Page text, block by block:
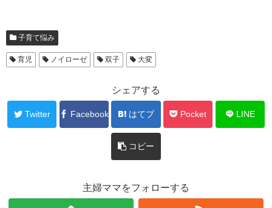
子育て悩み
育児 ノイローゼ 双子 大変
シェアする
Twitter Facebook はてブ Pocket LINE
コピー
主婦ママをフォローする